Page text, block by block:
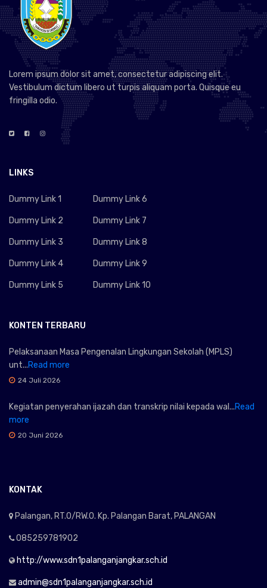
Lorem ipsum dolor sit amet, consectetur adipiscing elit.
Vestibulum dictum libero ut turpis aliquam porta. Quisque eu
fringilla odio.
LINKS
Dummy Link 1
Dummy Link 2
Dummy Link 3
Dummy Link 4
Dummy Link 5
Dummy Link 6
Dummy Link 7
Dummy Link 8
Dummy Link 9
Dummy Link 10
KONTEN TERBARU
Pelaksanaan Masa Pengenalan Lingkungan Sekolah (MPLS)
unt...Read more
24 Juli 2026
Kegiatan penyerahan ijazah dan transkrip nilai kepada wal...Read
more
20 Juni 2026
KONTAK
Palangan, RT.0/RW.0. Kp. Palangan Barat, PALANGAN
085259781902
http://www.sdn1palanganjangkar.sch.id
admin@sdn1palanganjangkar.sch.id